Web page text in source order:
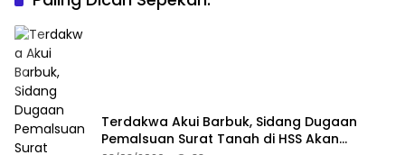
Terdakwa Akui Barbuk, Sidang Dugaan
Pemalsuan Surat Tanah di HSS Akan